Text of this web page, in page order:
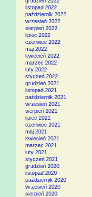
listopad 2022
październik 2022
wrzesień 2022
sierpień 2022
lipiec 2022
czerwiec 2022
maj 2022
kwiecień 2022
marzec 2022
luty 2022
styczeń 2022
grudzień 2021
listopad 2021
październik 2021
wrzesień 2021
sierpień 2021
lipiec 2021
czerwiec 2021
maj 2021
kwiecień 2021
marzec 2021
luty 2021
styczeń 2021
grudzień 2020
listopad 2020
październik 2020
wrzesień 2020
sierpień 2020